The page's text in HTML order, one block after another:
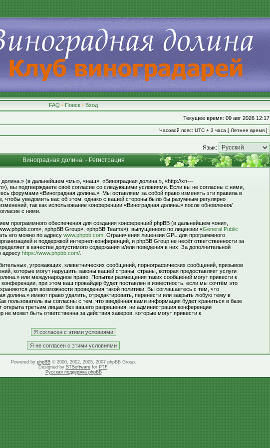
FAQ • Поиск • Вход
Текущее время: 09 авг 2026 12:17
Часовой пояс: UTC + 3 часа [ Летнее время ]
Язык:
Виноградная долина. - Регистрация
(в дальнейшем «мы», «наш», «Виноградная долина.», «http://xn---
вы подтверждаете своё согласие со следующими условиями. Если вы не согласны с ними,
форумами «Виноградная долина.». Мы оставляем за собой право изменять эти правила в
чтобы уведомить вас об этом, однако с вашей стороны было бы разумным регулярно
так как использование конференции «Виноградная долина.» после обновления/
с ними.
программного обеспечения для создания конференций phpBB (в дальнейшем «они»,
«phpBB Group», «phpBB Teams»), выпущенного по лицензии «General Public
его можно по адресу www.phpbb.com . Ограничения лицензии GPL для программного
и поддержкой интернет-конференций, и phpBB Group не несёт ответственности за
в качестве допустимого содержания и/или поведения в них. За дополнительной
адресу https://www.phpbb.com/
угрожающих, клеветнических сообщений, порнографических сообщений, призывов
которые могут нарушить законы вашей страны, страны, которая предоставляет услуги
или международное право. Попытки размещения таких сообщений могут привести к
при этом ваш провайдер будет поставлен в известность, если мы сочтём это
для возможности проведения такой политики. Вы соглашаетесь с тем, что
долина.» имеют право удалить, отредактировать, перенести или закрыть любую тему в
пользователь вы согласны с тем, что введённая вами информация будет храниться в базе
третьим лицам без вашего разрешения, ни администрация конференции
не может быть ответственна за действия хакеров, которые могут привести к
Powered by phpBB© 2000, 2002, 2005, 2007 phpBB Group.
Designed by STSoftwarefor PTF.
Русская поддержка phpBB